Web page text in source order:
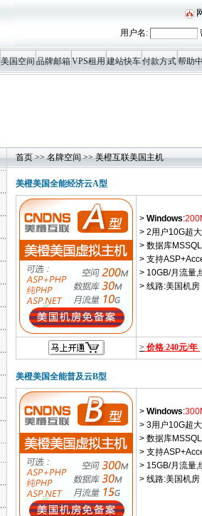
用户名:
美国空间品牌邮箱VPS租用建站快车付款方式帮助
首页>>名牌空间>>美橙互联美国主机
美橙美国全能经济云A型
> Windows:
> 2用户10G超
> 数据库
> 支持
> 10GB/月流量,
> 线路:美国机房
> 价格:240元/年
美橙美国全能普及云B型
> Windows:
> 3用户10G超
> 数据库
> 支持
> 15GB/月流量,
> 线路:美国机房